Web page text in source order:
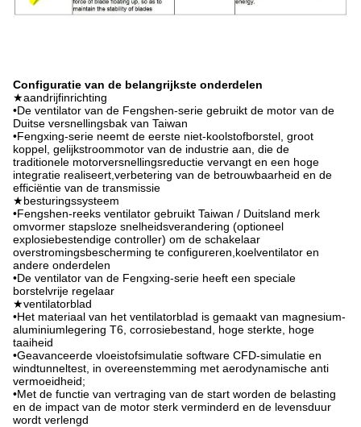
Configuratie van de belangrijkste onderdelen
★aandrijfinrichting
•De ventilator van de Fengshen-serie gebruikt de motor van de
Duitse versnellingsbak van Taiwan
•Fengxing-serie neemt de eerste niet-koolstofborstel, groot
koppel, gelijkstroommotor van de industrie aan, die de
traditionele motorversnellingsreductie vervangt en een hoge
integratie realiseert,verbetering van de betrouwbaarheid en de
efficiëntie van de transmissie
★besturingssysteem
•Fengshen-reeks ventilator gebruikt Taiwan / Duitsland merk
omvormer stapsloze snelheidsverandering (optioneel
explosiebestendige controller) om de schakelaar
overstromingsbescherming te configureren,koelventilator en
andere onderdelen
•De ventilator van de Fengxing-serie heeft een speciale
borstelvrije regelaar
★ventilatorblad
•Het materiaal van het ventilatorblad is gemaakt van magnesium-
aluminiumlegering T6, corrosiebestand, hoge sterkte, hoge
taaiheid
•Geavanceerde vloeistofsimulatie software CFD-simulatie en
windtunneltest, in overeenstemming met aerodynamische anti
vermoeidheid;
•Met de functie van vertraging van de start worden de belasting
en de impact van de motor sterk verminderd en de levensduur
wordt verlengd